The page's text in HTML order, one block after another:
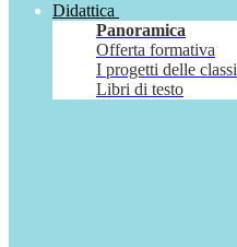
Didattica
Panoramica
Offerta formativa
I progetti delle classi
Libri di testo